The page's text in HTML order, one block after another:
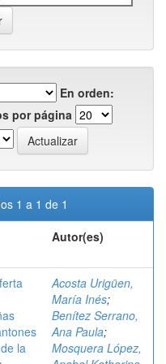
En orden:
por página
1 a 1 de 1
Autor(es)
la
Acosta Urigüen,
María Inés;
Benítez Serrano,
Ana Paula;
Mosquera López,